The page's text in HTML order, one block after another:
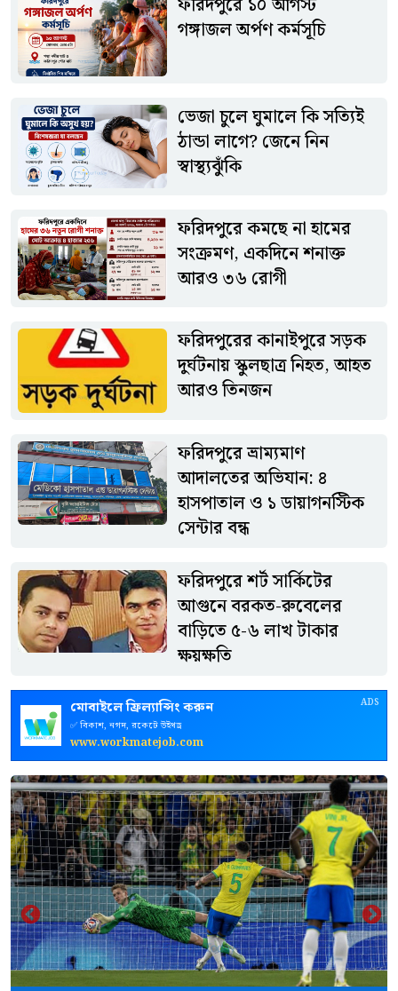
বিরাজ করছে। ভক্তদের অংশগ্রহণে কর্মসূচিটি ধর্মীয় আবহে অনুষ্ঠিত
হবে বলে জানিয়েছেন আয়োজকরা।আয়োজক কমিটির পক্ষ থেকে
ধর্মপ্রাণ সনাতন ধর্মাবলম্বীদের যথাসময়ে উপস্থিত হয়ে গঙ্গাজল অর্পণ
গঙ্গাজল অর্পণ কর্মসূচি
ভেজা চুলে ঘুমালে কি সত্যিই
ঠান্ডা লাগে? জেনে নিন
স্বাস্থ্যঝুঁকি
ফরিদপুরে কমছে না হামের
সংক্রমণ, একদিনে শনাক্ত
আরও ৩৬ রোগী
ফরিদপুরের কানাইপুরে সড়ক
দুর্ঘটনায় স্কুলছাত্র নিহত, আহত
আরও তিনজন
ফরিদপুরে ভ্রাম্যমাণ
আদালতের অভিযান: ৪
হাসপাতাল ও ১ ডায়াগনস্টিক
সেন্টার বন্ধ
ফরিদপুরে শর্ট সার্কিটের
আগুনে বরকত-রুবেলের
বাড়িতে ৫-৬ লাখ টাকার
ক্ষয়ক্ষতি
ADS
মোবাইলে ফ্রিল্যান্সিং করুন
✅ বিকাশ, নগদ, রকেটে উইথড্র
www.workmatejob.com
‹ ›